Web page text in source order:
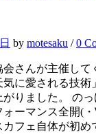
by motesaku /0
さんが主催して
に愛される技術
りました。 の
ォーマンス全開(
フェ自体が初め